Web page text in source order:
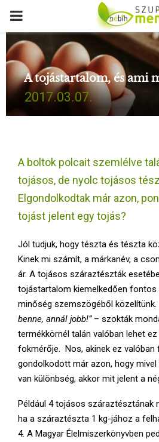
P
R
I
M
R
Y
M
E
N
U
A tojástartalom, és ami
2017.03.07.
A boltok polcait szemlélve
tojásos, de nyolc tojásos
Elgondolkodtak már azon,
tojást jelent egy tojás?
Jól tudjuk, hogy tészta és tészta
Kinek mi számít, a márkanév, a
ár. A tojásos száraztészták
tojástartalom kiemelkedően fontos
minőség szemszögéből közelítünk.
benne, annál jobb!”– szokták
termékkörnél talán valóban lehet
fokmérője. Nos, akinek ez
gondolkodott már azon, hogy
van különbség, akkor mit jelent a
Például 4 tojásos száraztésztának
ha a száraztészta 1 kg-jához a
4. A Magyar Élelmiszerkönyvben